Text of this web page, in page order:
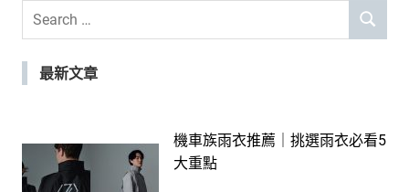
Search
SEARCH
最新文章
機車族雨衣推薦｜挑選雨衣必看5
大重點